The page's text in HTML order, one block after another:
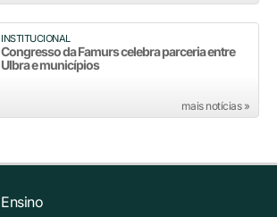
INSTITUCIONAL
Congresso da Famurs celebra parceria entre
Ulbra e municípios
mais notícias »
Ensino